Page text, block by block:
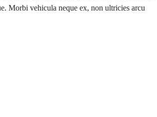
Morbi vehicula neque ex, non ultricies arcu